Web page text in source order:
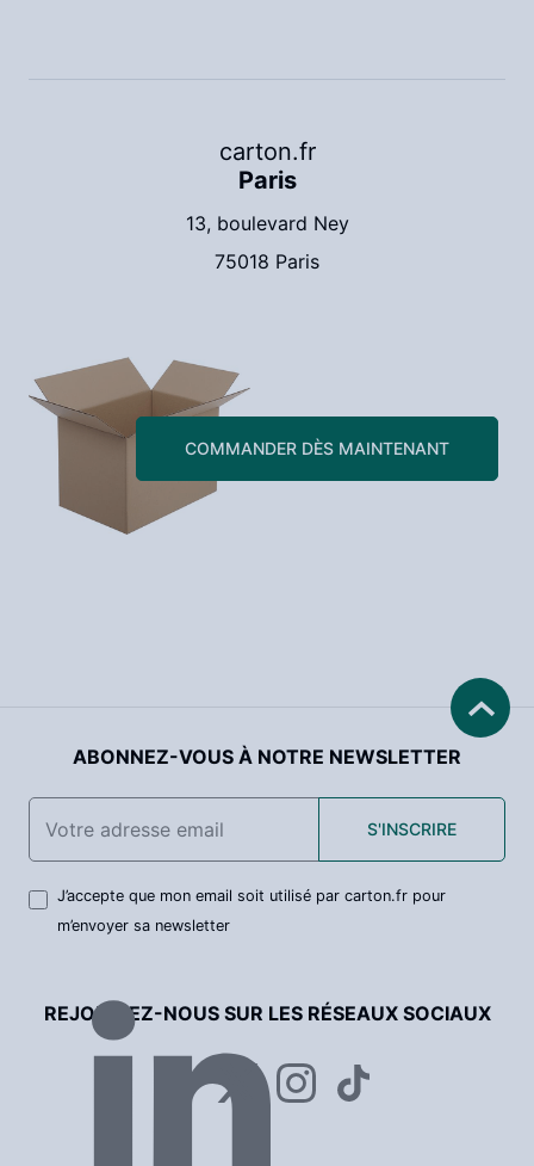
carton.fr
Paris
13, boulevard Ney
75018 Paris
COMMANDER DÈS MAINTENANT
ABONNEZ-VOUS À NOTRE NEWSLETTER
S'INSCRIRE
J’accepte que mon email soit utilisé par carton.fr pour
m’envoyer sa newsletter
REJOIGNEZ-NOUS SUR LES RÉSEAUX SOCIAUX